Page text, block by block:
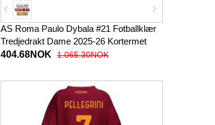
AS Roma Paulo Dybala #21 Fotballklær
Tredjedrakt Dame 2025-26 Kortermet
404.68NOK
1.065.30NOK